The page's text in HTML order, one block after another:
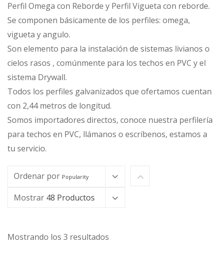
Perfil Omega con Reborde y Perfil Vigueta con reborde.
Se componen básicamente de los perfiles: omega,
vigueta y angulo.
Son elemento para la instalación de sistemas livianos o
cielos rasos , comúnmente para los techos en PVC y el
sistema Drywall.
Todos los perfiles galvanizados que ofertamos cuentan
con 2,44 metros de longitud.
Somos importadores directos, conoce nuestra perfilería
para techos en PVC, llámanos o escríbenos, estamos a
tu servicio.
Ordenar por Popularity
Mostrar 48 Productos
Mostrando los 3 resultados